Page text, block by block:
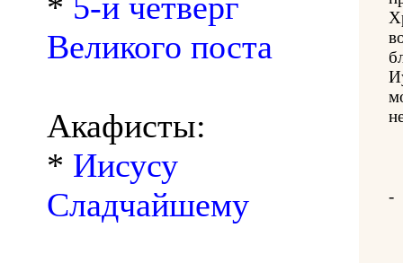
Великого поста
Акафисты:
* Иисусу
Сладчайшему
-